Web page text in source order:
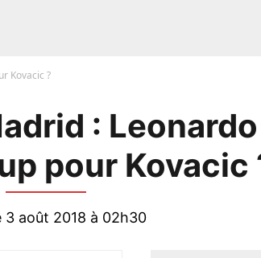
Kovacic ?
:
pour Kovacic
3 août 2018 à 02h30